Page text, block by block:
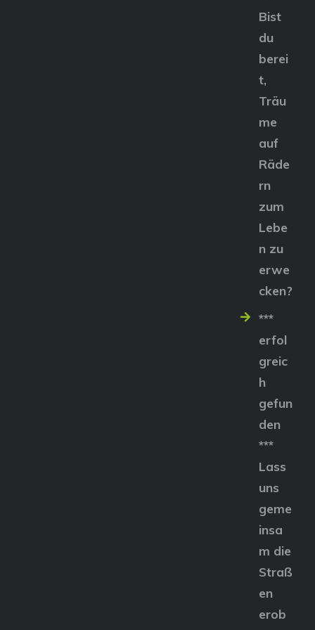
Bist
du
berei
t,
Träu
me
auf
Räde
rn
zum
Lebe
n zu
erwe
cken?
***
erfol
greic
h
gefun
den
***
Lass
uns
geme
insa
m die
Straß
en
erob